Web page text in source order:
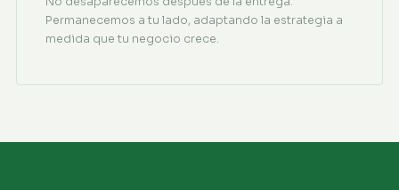
Permanecemos a tu lado, adaptando la estrategia a
medida que tu negocio crece.